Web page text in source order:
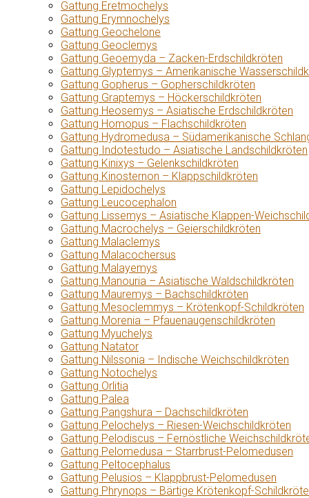
Gattung Eretmochelys
Gattung Erymnochelys
Gattung Geochelone
Gattung Geoclemys
Gattung Geoemyda – Zacken-Erdschildkröten
Gattung Glyptemys – Amerikanische
Gattung Gopherus – Gopherschildkröten
Gattung Graptemys – Höckerschildkröten
Gattung Heosemys – Asiatische Erdschildkröten
Gattung Homopus – Flachschildkröten
Gattung Hydromedusa – Südamerikanische
Gattung Indotestudo – Asiatische Landschildkröten
Gattung Kinixys – Gelenkschildkröten
Gattung Kinosternon – Klappschildkröten
Gattung Lepidochelys
Gattung Leucocephalon
Gattung Lissemys – Asiatische Klappen-
Gattung Macrochelys – Geierschildkröten
Gattung Malaclemys
Gattung Malacochersus
Gattung Malayemys
Gattung Manouria – Asiatische Waldschildkröten
Gattung Mauremys – Bachschildkröten
Gattung Mesoclemmys – Krötenkopf-Schildkröten
Gattung Morenia – Pfauenaugenschildkröten
Gattung Myuchelys
Gattung Natator
Gattung Nilssonia – Indische Weichschildkröten
Gattung Notochelys
Gattung Orlitia
Gattung Palea
Gattung Pangshura – Dachschildkröten
Gattung Pelochelys – Riesen-Weichschildkröten
Gattung Pelodiscus – Fernöstliche
Gattung Pelomedusa – Starrbrust-Pelomedusen
Gattung Peltocephalus
Gattung Pelusios – Klappbrust-Pelomedusen
Gattung Phrynops – Bärtige Krötenkopf-